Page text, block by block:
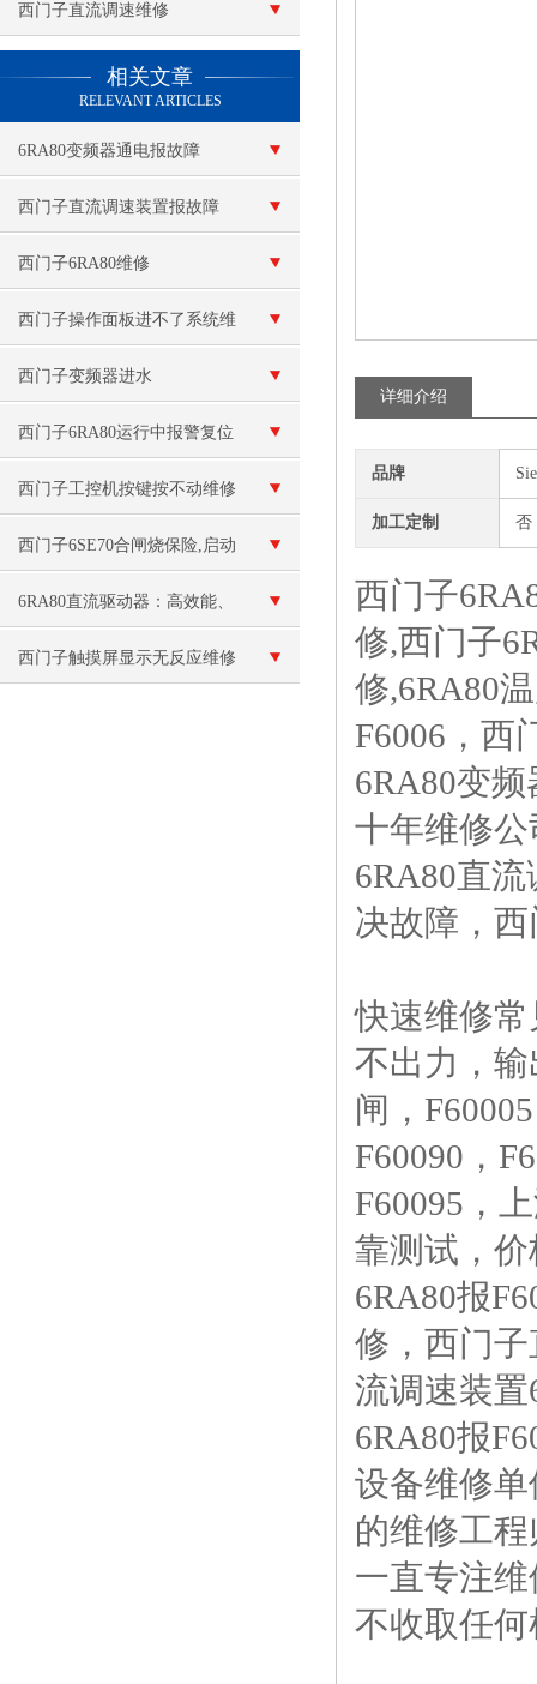
西门子直流调速维修
相关文章
RELEVANT ARTICLES
6RA80变频器通电报故障
F60100
西门子直流调速装置报故障
西门子6RA80维修
西门子操作面板进不了系统维
修
西门子变频器进水
西门子6RA80运行中报警复位
不了维修F6030*
西门子工控机按键按不动维修
西门子6SE70合闸烧保险,启动
跳闸维修
6RA80直流驱动器：高效能、
稳定可靠的直流驱动解决方案
西门子触摸屏显示无反应维修
详细介绍
品牌
加工定制 否
西门子
修,西门子
修,6RA80
F6006，西
6RA80变
十年维修公
6RA80直
决故障，
快速维修
不出力，
闸，
F60090，
F60095，
靠测试，
6RA80报
修，西门
流调速装
6RA80报
设备维修
的维修工
一直专注
不收取任